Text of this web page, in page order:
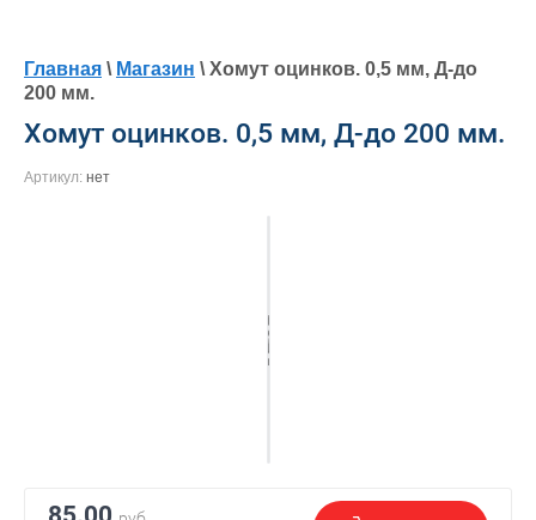
Главная \ Магазин \ Хомут оцинков. 0,5 мм, Д-до
200 мм.
Хомут оцинков. 0,5 мм, Д-до 200 мм.
Артикул: нет